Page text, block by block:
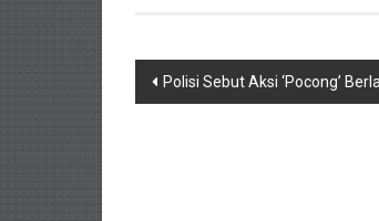
Navigasi
Polisi Sebut Aksi ‘Pocong’